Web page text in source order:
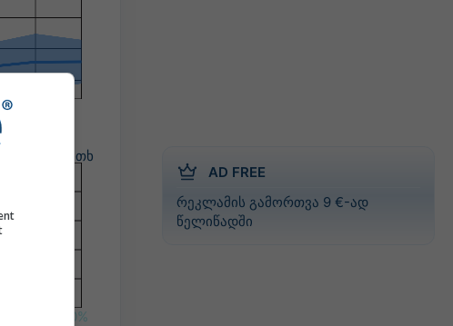
AD FREE
რეკლამის გამორთვა 9 €-ად
წელიწადში
ოთხ
0%